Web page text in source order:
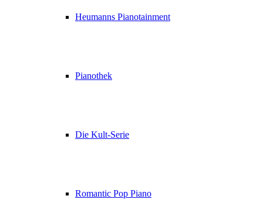
Heumanns Pianotainment
Pianothek
Die Kult-Serie
Romantic Pop Piano